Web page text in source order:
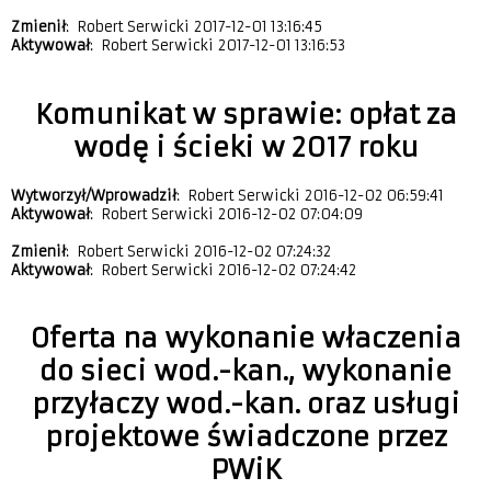
Zmienił: Robert Serwicki 2017-12-01 13:16:45
Aktywował: Robert Serwicki 2017-12-01 13:16:53
Komunikat w sprawie: opłat za
wodę i ścieki w 2017 roku
Wytworzył/Wprowadził: Robert Serwicki 2016-12-02 06:59:41
Aktywował: Robert Serwicki 2016-12-02 07:04:09
Zmienił: Robert Serwicki 2016-12-02 07:24:32
Aktywował: Robert Serwicki 2016-12-02 07:24:42
Oferta na wykonanie właczenia
do sieci wod.-kan., wykonanie
przyłaczy wod.-kan. oraz usługi
projektowe świadczone przez
PWiK